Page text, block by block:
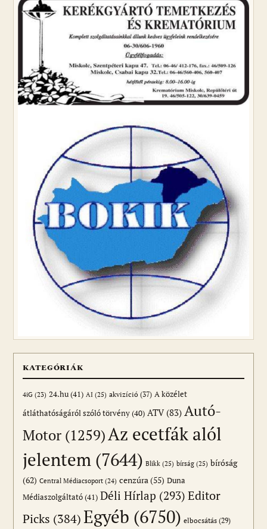
KATEGÓRIÁK
4iG (23) 24.hu(41) AI (25) akvizíció (37) A közélet
átláthatóságáról szóló törvény(40) ATV(83) Autó-
Motor (1259)Az ecetfák alól
jelentem (7644) Blikk (25) bírság (25) bíróság
(62) Central Médiacsoport (24) cenzúra(55) Duna
Médiaszolgáltató(41) Déli Hírlap (293) Editor
Picks (384)Egyéb (6750) elbocsátás (29)